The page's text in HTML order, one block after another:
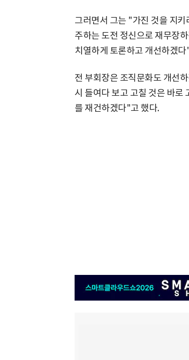
그러면서 그는 "가진 것을 지
주하는 도전 정신으로 재무장
치열하게 토론하고 개선하겠
전 부회장은 조직문화도 개선
시 들여다 보고 고칠 것은 바
를 재건하겠다"고 했다.